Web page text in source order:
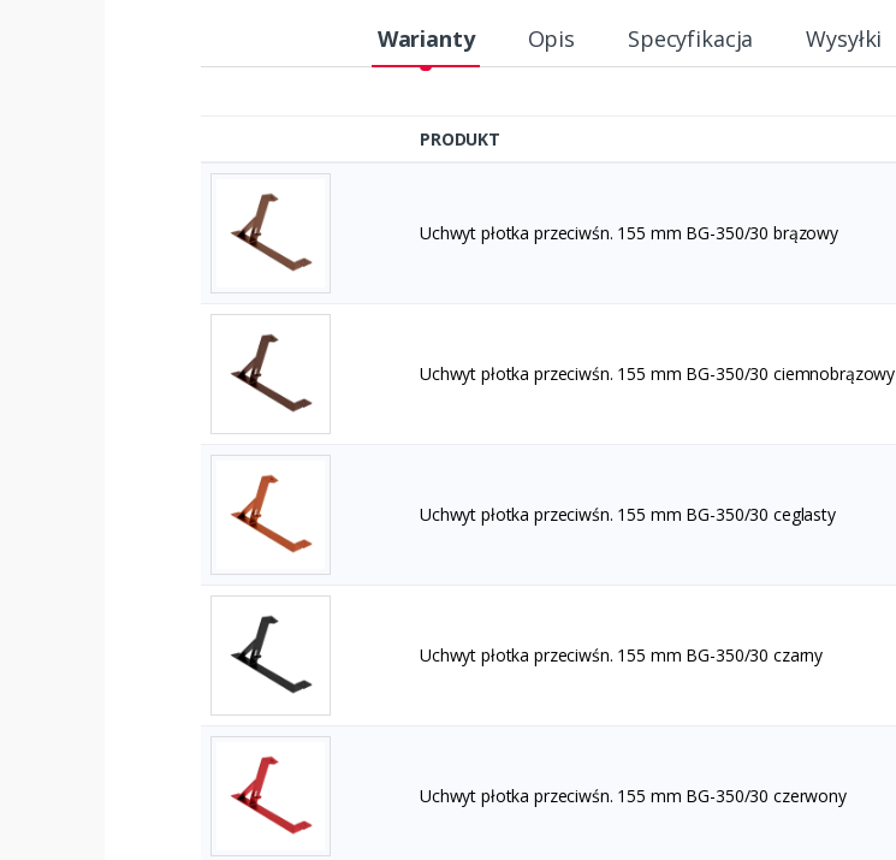
Warianty Opis Specyfikacja Wysyłki
PRODUKT
Uchwyt płotka przeciwśn. 155 mm BG-350/30 brązowy
Uchwyt płotka przeciwśn. 155 mm BG-350/30 ciemnobrązowy
Uchwyt płotka przeciwśn. 155 mm BG-350/30 ceglasty
Uchwyt płotka przeciwśn. 155 mm BG-350/30 czarny
Uchwyt płotka przeciwśn. 155 mm BG-350/30 czerwony